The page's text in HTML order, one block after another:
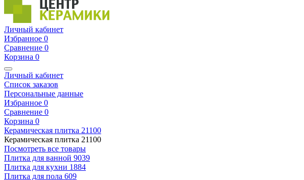
Личный кабинет
Избранное 0
Сравнение 0
Корзина 0
Личный кабинет
Список заказов
Персональные данные
Избранное 0
Сравнение 0
Корзина 0
Керамическая плитка 21100
Керамическая плитка 21100
Посмотреть все товары
Плитка для ванной 9039
Плитка для кухни 1884
Плитка для пола 609